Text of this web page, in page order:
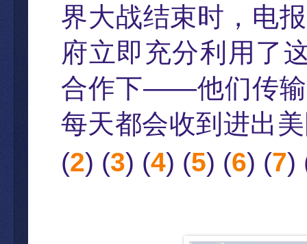
界大战结束时 ， 电
府立即充分利用了
合作下——他们传
每天都会收到进出
(2) (3) (4) (5) (6) (7)